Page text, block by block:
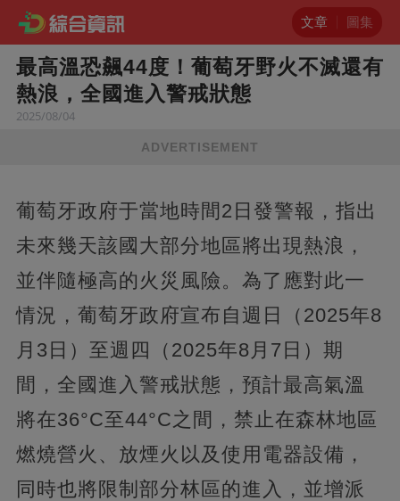
文章 圖集
最高溫恐飆44度！葡萄牙野火不滅還有
熱浪，全國進入警戒狀態
2025/08/04
ADVERTISEMENT
葡萄牙政府于當地時間2日發警報，指出
未來幾天該國大部分地區將出現熱浪，
並伴隨極高的火災風險。為了應對此一
情況，葡萄牙政府宣布自週日（2025年8
月3日）至週四（2025年8月7日）期
間，全國進入警戒狀態，預計最高氣溫
將在36°C至44°C之間，禁止在森林地區
燃燒營火、放煙火以及使用電器設備，
同時也將限制部分林區的進入，並增派